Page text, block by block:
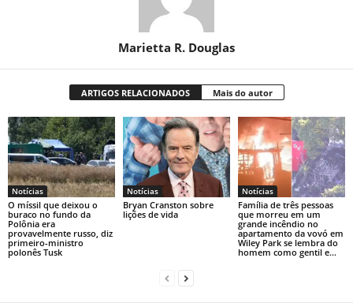
Marietta R. Douglas
ARTIGOS RELACIONADOS Mais do autor
Notícias
O míssil que deixou o
buraco no fundo da
Polônia era
provavelmente russo, diz
primeiro-ministro
polonês Tusk
Notícias
Bryan Cranston sobre
lições de vida
Notícias
Família de três pessoas
que morreu em um
grande incêndio no
apartamento da vovó em
Wiley Park se lembra do
homem como gentil e...